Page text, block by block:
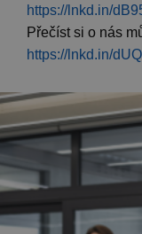
https://lnkd.in/
Přečíst si o nás
https://lnkd.in/